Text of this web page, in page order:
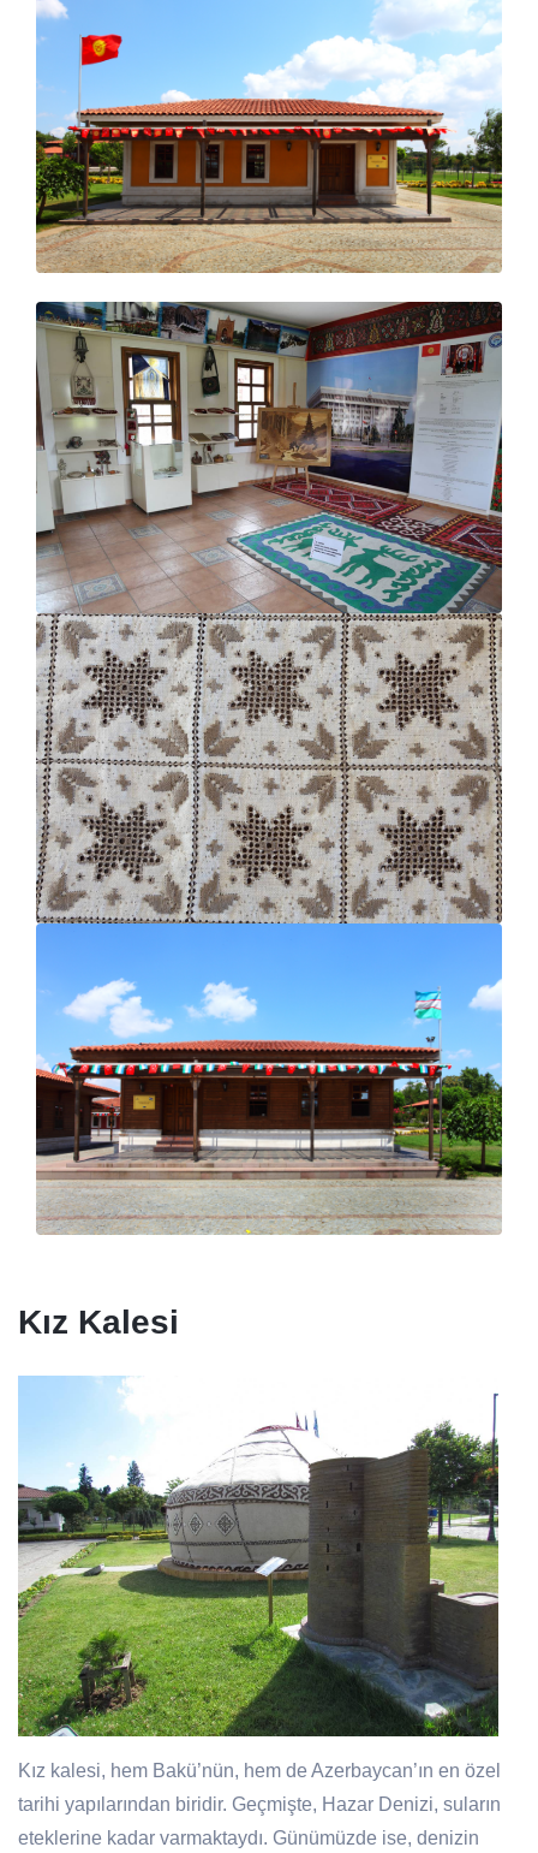
Kız Kalesi
Kız kalesi, hem Bakü’nün, hem de Azerbaycan’ın en özel
tarihi yapılarından biridir. Geçmişte, Hazar Denizi, suların
eteklerine kadar varmaktaydı. Günümüzde ise, denizin